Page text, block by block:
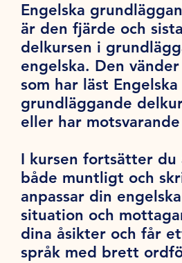
Engelska
är den fjärde och
delkursen i
engelska. Den
som har läst Engelska
grundläggande
eller har
I kursen fortsätter du
både muntligt och
anpassar din
situation och
dina åsikter och får
språk med brett